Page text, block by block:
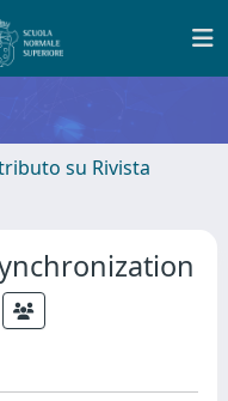
su Rivista